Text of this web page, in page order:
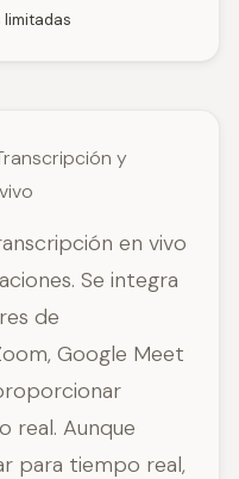
y
en vivo
Se integra
de
Google Meet
real. Aunque
para tiempo real,